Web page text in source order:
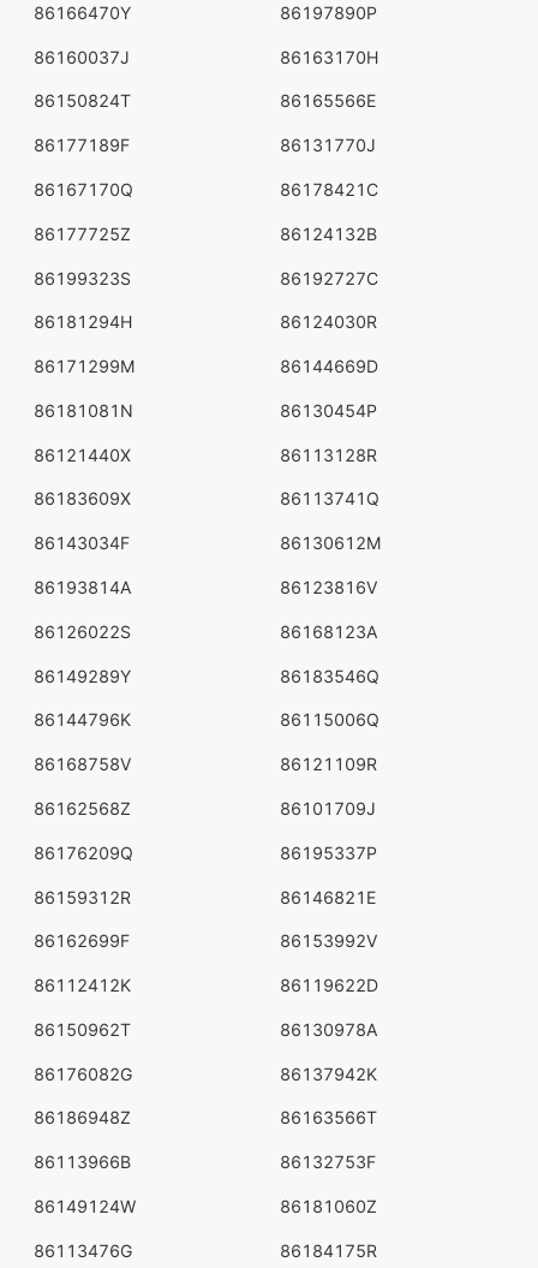
86166470Y 86197890P
86160037J 86163170H
86150824T 86165566E
86177189F 86131770J
86167170Q 86178421C
86177725Z 86124132B
86199323S 86192727C
86181294H 86124030R
86171299M 86144669D
86181081N 86130454P
86121440X 86113128R
86183609X 86113741Q
86143034F 86130612M
86193814A 86123816V
86126022S 86168123A
86149289Y 86183546Q
86144796K 86115006Q
86168758V 86121109R
86162568Z 86101709J
86176209Q 86195337P
86159312R 86146821E
86162699F 86153992V
86112412K 86119622D
86150962T 86130978A
86176082G 86137942K
86186948Z 86163566T
86113966B 86132753F
86149124W 86181060Z
86113476G 86184175R